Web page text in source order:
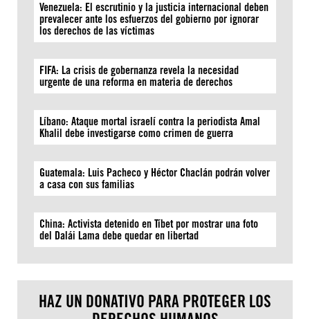
Venezuela: El escrutinio y la justicia internacional deben
prevalecer ante los esfuerzos del gobierno por ignorar
los derechos de las víctimas
FIFA: La crisis de gobernanza revela la necesidad
urgente de una reforma en materia de derechos
Líbano: Ataque mortal israelí contra la periodista Amal
Khalil debe investigarse como crimen de guerra
Guatemala: Luis Pacheco y Héctor Chaclán podrán volver
a casa con sus familias
China: Activista detenido en Tíbet por mostrar una foto
del Dalái Lama debe quedar en libertad
HAZ UN DONATIVO PARA PROTEGER LOS